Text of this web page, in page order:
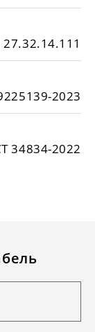
27.32.14.111
2023
34834-2022